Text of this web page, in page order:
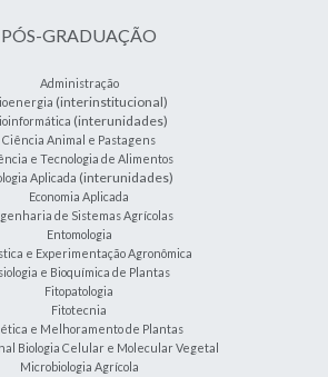
PÓS-GRADUAÇÃO
Administração
(interinstitucional)
(interunidades)
Ciência Animal e Pastagens
e Tecnologia de Alimentos
Aplicada (interunidades)
Economia Aplicada
de Sistemas Agrícolas
Entomologia
e Experimentação Agronômica
e Bioquímica de Plantas
Fitopatologia
Fitotecnia
e Melhoramento de Plantas
Biologia Celular e Molecular Vegetal
Microbiologia Agrícola